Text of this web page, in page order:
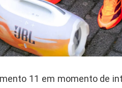
11 em momento de